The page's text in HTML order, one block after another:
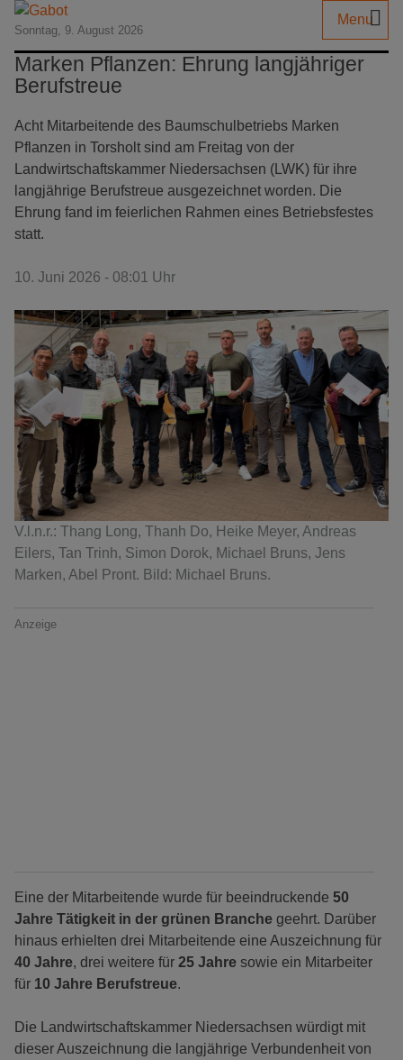
Sonntag, 9. August 2026
Menu
Marken Pflanzen: Ehrung langjähriger
Berufstreue
Acht Mitarbeitende des Baumschulbetriebs Marken
Pflanzen in Torsholt sind am Freitag von der
Landwirtschaftskammer Niedersachsen (LWK) für ihre
langjährige Berufstreue ausgezeichnet worden. Die
Ehrung fand im feierlichen Rahmen eines Betriebsfestes
statt.
10. Juni 2026 - 08:01 Uhr
V.l.n.r.: Thang Long, Thanh Do, Heike Meyer, Andreas
Eilers, Tan Trinh, Simon Dorok, Michael Bruns, Jens
Marken, Abel Pront. Bild: Michael Bruns.
Anzeige
Eine der Mitarbeitende wurde für beeindruckende 50
Jahre Tätigkeit in der grünen Branche geehrt. Darüber
hinaus erhielten drei Mitarbeitende eine Auszeichnung für
40 Jahre, drei weitere für 25 Jahre sowie ein Mitarbeiter
für 10 Jahre Berufstreue.
Die Landwirtschaftskammer Niedersachsen würdigt mit
dieser Auszeichnung die langjährige Verbundenheit von